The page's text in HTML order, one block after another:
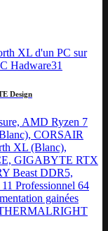
Design
AMD Ryzen 7
CORSAIR
XL (Blanc),
GIGABYTE RTX
Beast DDR5,
Professionnel 64
gainées
THERMALRIGHT